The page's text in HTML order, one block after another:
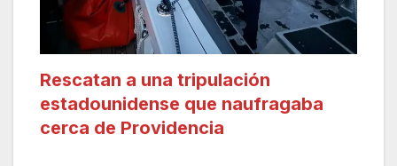
Rescatan a una tripulación
estadounidense que naufragaba
cerca de Providencia